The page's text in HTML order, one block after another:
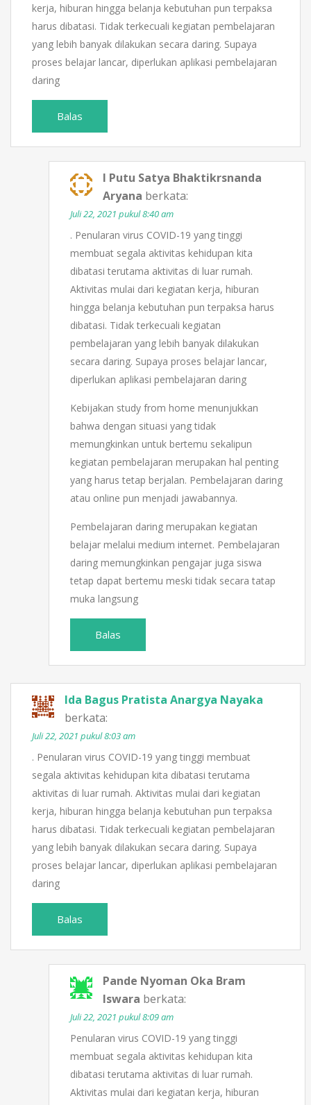
kerja, hiburan hingga belanja kebutuhan pun terpaksa
harus dibatasi. Tidak terkecuali kegiatan pembelajaran
yang lebih banyak dilakukan secara daring. Supaya
proses belajar lancar, diperlukan aplikasi pembelajaran
daring
Balas
I Putu Satya Bhaktikrsnanda
Aryana berkata:
Juli 22, 2021 pukul 8:40 am
. Penularan virus COVID-19 yang tinggi
membuat segala aktivitas kehidupan kita
dibatasi terutama aktivitas di luar rumah.
Aktivitas mulai dari kegiatan kerja, hiburan
hingga belanja kebutuhan pun terpaksa harus
dibatasi. Tidak terkecuali kegiatan
pembelajaran yang lebih banyak dilakukan
secara daring. Supaya proses belajar lancar,
diperlukan aplikasi pembelajaran daring
Kebijakan study from home menunjukkan
bahwa dengan situasi yang tidak
memungkinkan untuk bertemu sekalipun
kegiatan pembelajaran merupakan hal penting
yang harus tetap berjalan. Pembelajaran daring
atau online pun menjadi jawabannya.
Pembelajaran daring merupakan kegiatan
belajar melalui medium internet. Pembelajaran
daring memungkinkan pengajar juga siswa
tetap dapat bertemu meski tidak secara tatap
muka langsung
Balas
Ida Bagus Pratista Anargya Nayaka
berkata:
Juli 22, 2021 pukul 8:03 am
. Penularan virus COVID-19 yang tinggi membuat
segala aktivitas kehidupan kita dibatasi terutama
aktivitas di luar rumah. Aktivitas mulai dari kegiatan
kerja, hiburan hingga belanja kebutuhan pun terpaksa
harus dibatasi. Tidak terkecuali kegiatan pembelajaran
yang lebih banyak dilakukan secara daring. Supaya
proses belajar lancar, diperlukan aplikasi pembelajaran
daring
Balas
Pande Nyoman Oka Bram
Iswara berkata:
Juli 22, 2021 pukul 8:09 am
Penularan virus COVID-19 yang tinggi
membuat segala aktivitas kehidupan kita
dibatasi terutama aktivitas di luar rumah.
Aktivitas mulai dari kegiatan kerja, hiburan